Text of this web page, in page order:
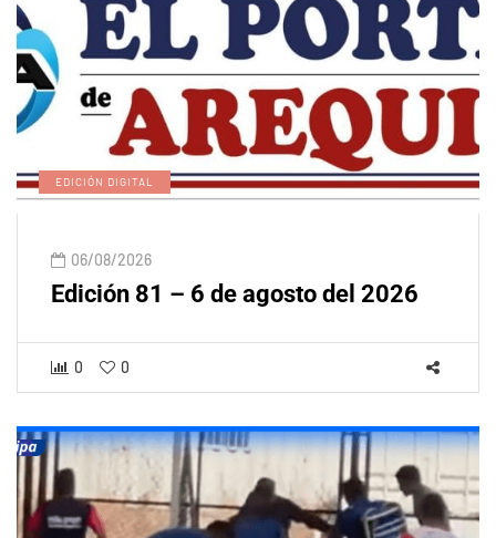
EDICIÓN DIGITAL
06/08/2026
Edición 81 – 6 de agosto del 2026
0 0